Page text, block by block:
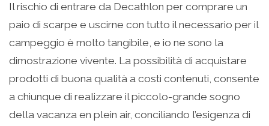
Il rischio di entrare da Decathlon per comprare un
paio di scarpe e uscirne con tutto il necessario per il
campeggio è molto tangibile, e io ne sono la
dimostrazione vivente. La possibilità di acquistare
prodotti di buona qualità a costi contenuti, consente
a chiunque di realizzare il piccolo-grande sogno
della vacanza en plein air, conciliando l’esigenza di